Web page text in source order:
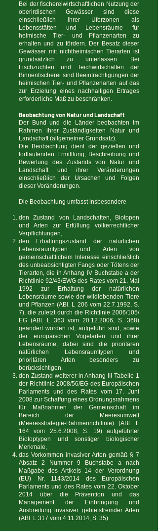
Bei der fischereiwirtschaftlichen Nutzung der
oberirdischen Gewässer sind diese
einschließlich ihrer Uferzonen als
Lebensstätten und Lebensräume für
heimische Tier- und Pflanzenarten zu
erhalten und zu fördern. Der Besatz dieser
Gewässer mit nichtheimischen Tierarten ist
grundsätzlich zu unterlassen. Bei
Fischzuchten und Teichwirtschaften der
Binnenfischerei sind Beeinträchtigungen der
heimischen Tier- und Pflanzenarten auf das
zur Erzielung eines nachhaltigen Ertrages
erforderliche Maß zu beschränken.
Beobachtung von Natur und Landschaft
Der Bund und die Länder beobachten im
Rahmen ihrer Zuständigkeiten Natur und
Landschaft (allgemeiner Grundsatz).
Die Beobachtung dient der gezielten und
fortlaufenden Ermittlung, Beschreibung und
Bewertung des Zustands von Natur und
Landschaft und ihrer Veränderungen
einschließlich der Ursachen und Folgen
dieser Veränderungen.
Die Beobachtung umfasst insbesondere
den Zustand von Landschaften, Biotopen
und Arten zur Erfüllung völkerrechtlicher
Verpflichtungen,
den Erhaltungszustand der natürlichen
Lebensraumtypen und Arten von
gemeinschaftlichem Interesse einschließlich
des unbeabsichtigten Fangs oder Tötens der
Tierarten, die in Anhang IV Buchstabe a der
Richtlinie 92/43/EWG des Rates vom 21. Mai
1992 zur Erhaltung der natürlichen
Lebensräume sowie der wildlebenden Tiere
und Pflanzen (ABl. L 206 vom 22.7.1992, S.
7), die zuletzt durch die Richtlinie 2006/105/
EG (ABl. L 363 vom 20.12.2006, S. 368)
geändert worden ist, aufgeführt sind, sowie
der europäischen Vogelarten und ihrer
Lebensräume; dabei sind die prioritären
natürlichen Lebensraumtypen und
prioritären Arten besonders zu
berücksichtigen,
den Zustand weiterer in Anhang III Tabelle 1
der Richtlinie 2008/56/EG des Europäischen
Parlaments und des Rates vom 17. Juni
2008 zur Schaffung eines Ordnungsrahmens
für Maßnahmen der Gemeinschaft im
Bereich der Meeresumwelt
(Meeresstrategie-Rahmenrichtlinie) (ABl. L
164 vom 25.6.2008, S. 19) aufgeführter
Biotoptypen und sonstiger biologischer
Merkmale,
das Vorkommen invasiver Arten gemäß § 7
Absatz 2 Nummer 9 Buchstabe a nach
Maßgabe des Artikels 14 der Verordnung
(EU) Nr. 1143/2014 des Europäischen
Parlaments und des Rates vom 22. Oktober
2014 über die Prävention und das
Management der Einbringung und
Ausbreitung invasiver gebietsfremder Arten
(ABl. L 317 vom 4.11.2014, S. 35).